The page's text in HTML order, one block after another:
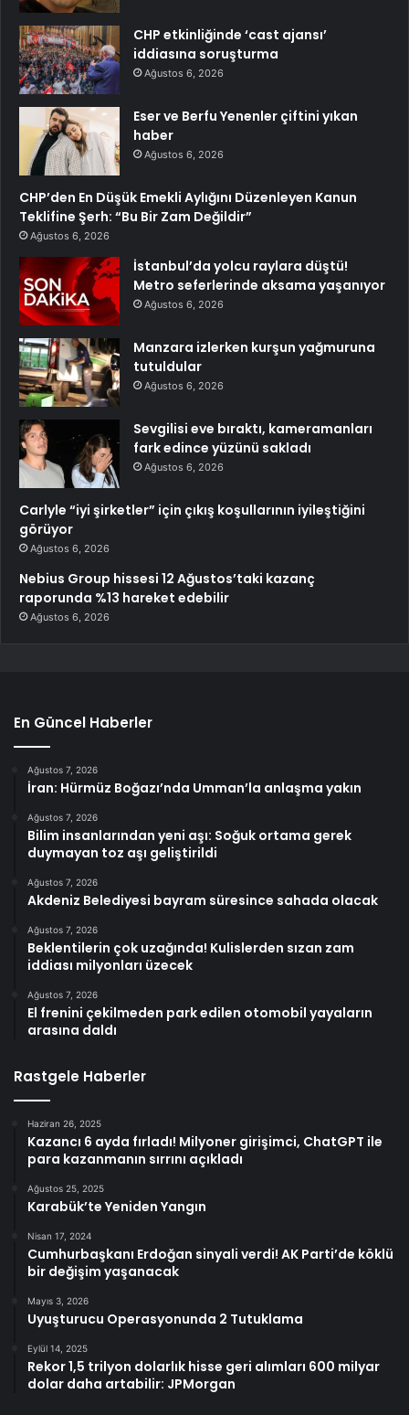
CHP etkinliğinde ‘cast ajansı’
iddiasına soruşturma
Ağustos 6, 2026
Eser ve Berfu Yenenler çiftini yıkan
haber
Ağustos 6, 2026
CHP’den En Düşük Emekli Aylığını Düzenleyen Kanun
Teklifine Şerh: “Bu Bir Zam Değildir”
Ağustos 6, 2026
İstanbul’da yolcu raylara düştü!
Metro seferlerinde aksama yaşanıyor
Ağustos 6, 2026
Manzara izlerken kurşun yağmuruna
tutuldular
Ağustos 6, 2026
Sevgilisi eve bıraktı, kameramanları
fark edince yüzünü sakladı
Ağustos 6, 2026
Carlyle “iyi şirketler” için çıkış koşullarının iyileştiğini
görüyor
Ağustos 6, 2026
Nebius Group hissesi 12 Ağustos’taki kazanç
raporunda %13 hareket edebilir
Ağustos 6, 2026
En Güncel Haberler
Ağustos 7, 2026
İran: Hürmüz Boğazı’nda Umman’la anlaşma yakın
Ağustos 7, 2026
Bilim insanlarından yeni aşı: Soğuk ortama gerek
duymayan toz aşı geliştirildi
Ağustos 7, 2026
Akdeniz Belediyesi bayram süresince sahada olacak
Ağustos 7, 2026
Beklentilerin çok uzağında! Kulislerden sızan zam
iddiası milyonları üzecek
Ağustos 7, 2026
El frenini çekilmeden park edilen otomobil yayaların
arasına daldı
Rastgele Haberler
Haziran 26, 2025
Kazancı 6 ayda fırladı! Milyoner girişimci, ChatGPT ile
para kazanmanın sırrını açıkladı
Ağustos 25, 2025
Karabük’te Yeniden Yangın
Nisan 17, 2024
Cumhurbaşkanı Erdoğan sinyali verdi! AK Parti’de köklü
bir değişim yaşanacak
Mayıs 3, 2026
Uyuşturucu Operasyonunda 2 Tutuklama
Eylül 14, 2025
Rekor 1,5 trilyon dolarlık hisse geri alımları 600 milyar
dolar daha artabilir: JPMorgan